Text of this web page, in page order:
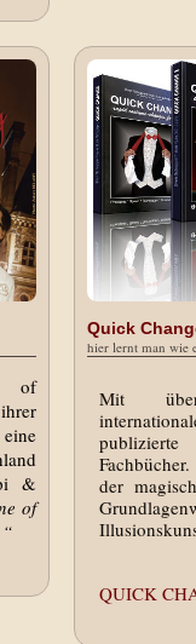
of
&
of
Quick
hier lernt man wie
Mit
der
QUICK